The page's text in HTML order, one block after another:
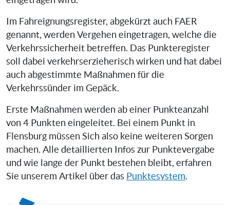
Im Fahreignungsregister, abgekürzt auch FAER
genannt, werden Vergehen eingetragen, welche die
Verkehrssicherheit betreffen. Das Punkteregister
soll dabei verkehrserzieherisch wirken und hat dabei
auch abgestimmte Maßnahmen für die
Verkehrssünder im Gepäck.
Erste Maßnahmen werden ab einer Punkteanzahl
von 4 Punkten eingeleitet. Bei einem Punkt in
Flensburg müssen Sich also keine weiteren Sorgen
machen. Alle detaillierten Infos zur Punktevergabe
und wie lange der Punkt bestehen bleibt, erfahren
Sie unserem Artikel über das Punktesystem.